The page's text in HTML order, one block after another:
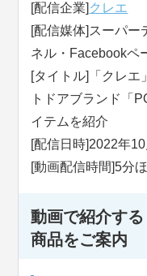
[配信企業] クレエ
[配信媒体]スーパー
ネル・Facebookペ
[タイトル]「クレエ
トドアブランド「
イテムを紹介
[配信日時]2022年
[動画配信時間]5分
動画で紹介す
商品をご案内